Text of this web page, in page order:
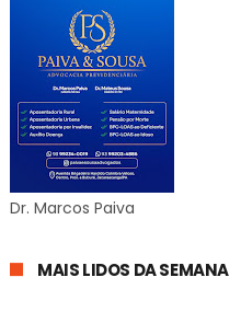
Dr. Marcos Paiva
MAIS LIDOS DA SEMANA